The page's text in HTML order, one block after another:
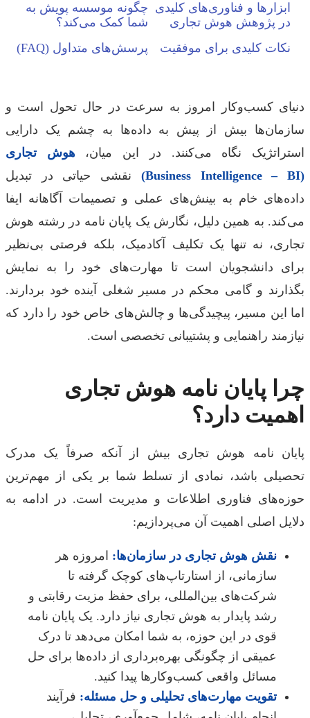
و فناوری‌های کلیدی
پژوهش هوش تجاری
چگونه موسسه پویش به
شما کمک می‌کند؟
کلیدی برای موفقیت
پرسش‌های متداول (FAQ)
کسب‌وکار امروز به سرعت در حال تحول است و
بیش از پیش به داده‌ها به چشم یک دارایی
نگاه می‌کنند. در این میان،هوش تجاری
نقشی حیاتی در تبدیل
خام به بینش‌های عملی و تصمیمات آگاهانه ایفا
به همین دلیل، نگارش یک پایان نامه در رشته هوش
نه تنها یک تکلیف آکادمیک، بلکه فرصتی بی‌نظیر
دانشجویان است تا مهارت‌های خود را به نمایش
و گامی محکم در مسیر شغلی آینده خود بردارند.
این مسیر، پیچیدگی‌ها و چالش‌های خاص خود را دارد که
راهنمایی و پشتیبانی تخصصی است.
پایان نامه هوش تجاری
دارد؟
نامه هوش تجاری بیش از آنکه صرفاً یک مدرک
باشد، نمادی از تسلط شما بر یکی از مهم‌ترین
فناوری اطلاعات و مدیریت است. در ادامه به
اصلی اهمیت آن می‌پردازیم:
نقش هوش تجاری در سازمان‌ها:امروزه هر
سازمانی، از استارتاپ‌های کوچک گرفته تا
شرکت‌های بین‌المللی، برای حفظ مزیت رقابتی و
رشد پایدار به هوش تجاری نیاز دارد. یک پایان نامه
قوی در این حوزه، به شما امکان می‌دهد تا درک
عمیقی از چگونگی بهره‌برداری از داده‌ها برای حل
مسائل واقعی کسب‌وکارها پیدا کنید.
تقویت مهارت‌های تحلیلی و حل مسئله:فرآیند